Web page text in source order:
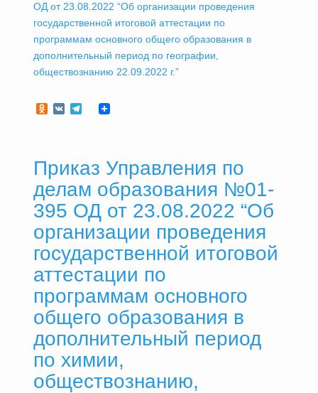
ОД от 23.08.2022 “Об организации проведения
государственной итоговой аттестации по
программам основного общего образования в
дополнительный период по географии,
обществознанию 22.09.2022 г.”
Odnoklassniki
VKTelegram
Приказ Управления по
делам образования №01-
395 ОД от 23.08.2022 “Об
организации проведения
государственной итоговой
аттестации по
программам основного
общего образования в
дополнительный период
по химии,
обществознанию,